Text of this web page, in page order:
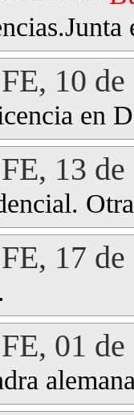
10 de
en
13 de
17 de
01